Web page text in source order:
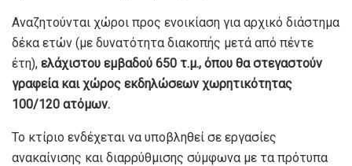
Αναζητούνται χώροι προς ενοικίαση για αρχικό διάστημα
δέκα ετών (με δυνατότητα διακοπής μετά από πέντε
έτη), ελάχιστου εμβαδού 650 τ.μ., όπου θα στεγαστούν
γραφεία και χώρος εκδηλώσεων χωρητικότητας
100/120 ατόμων.
Το κτίριο ενδέχεται να υποβληθεί σε εργασίες
ανακαίνισης και διαρρύθμισης σύμφωνα με τα πρότυπα